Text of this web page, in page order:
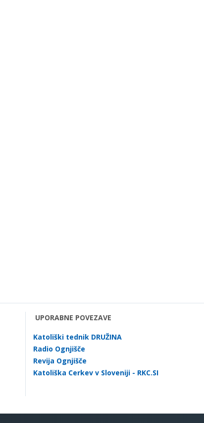
UPORABNE POVEZAVE
Katoliški tednik DRUŽINA
Radio Ognjišče
Revija Ognjišče
Katoliška Cerkev v Sloveniji - RKC.SI